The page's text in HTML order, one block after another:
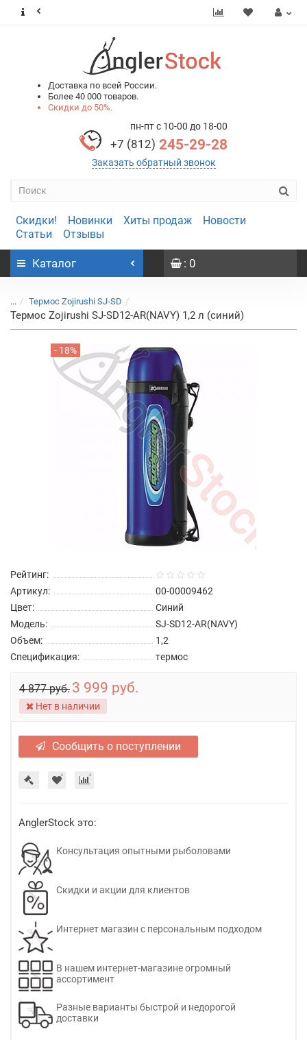
Доставка по всей России.
Более 40 000 товаров.
Скидки до 50%.
пн-пт с 10-00 до 18-00
+7 (812) 245-29-28
Заказать обратный звонок
Скидки! Новинки Хиты продаж
Новости
Статьи
Отзывы
Каталог : 0
... Термос Zojirushi SJ-SD
Термос Zojirushi SJ-SD12-AR(NAVY) 1,2 л (синий)
- 18%
Рейтинг:
Артикул:
00-00009462
Цвет:
Синий
Модель:
SJ-SD12-AR(NAVY)
Объем:
1,2
Спецификация:
термос
4 877 руб. 3 999 руб.
Нет в наличии
Сообщить о поступлении
AnglerStock это:
Консультация опытными рыболовами
Скидки и акции для клиентов
Интернет магазин с персональным подходом
В нашем интернет-магазине огромный
ассортимент
Разные варианты быстрой и недорогой
доставки